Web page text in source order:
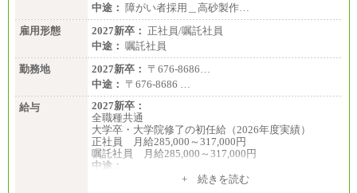
中途： 障がい者採用＿高砂製作…
雇用形態
2027新卒： 正社員/嘱託社員
中途： 嘱託社員
勤務地
2027新卒： 〒676-8686…
中途： 〒676-8686 …
給与
2027新卒：
全職種共通
大学卒・大学院修了の初任給（2026年度実績）
正社員 月給285,000～317,000円
嘱託社員 月給285,000～317,000円
中途：
+ 続きを読む